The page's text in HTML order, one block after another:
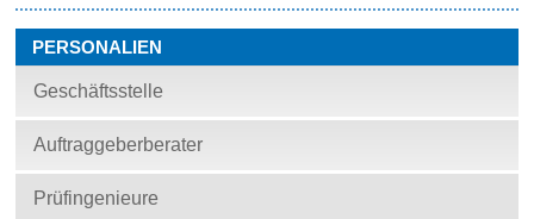
PERSONALIEN
Geschäftsstelle
Auftraggeberberater
Prüfingenieure